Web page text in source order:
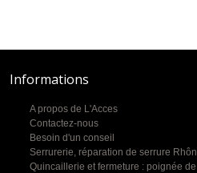
Informations
A propos de L'Acces
Contactez-nous
Besoin d'un conseil
Serrurerie, réparation de serrure
Quincaillerie et fermeture : poignée